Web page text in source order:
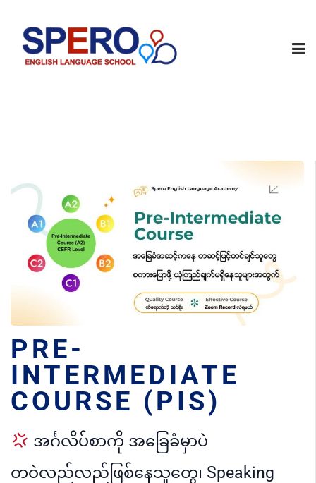
PRE-
INTERMEDIATE
COURSE (PIS)
အင်္ဂလိပ်စာကို အခြေခံမှာပဲ
တဝဲလည်လည်ဖြစ်‌နေသူတွေ၊ Speaking